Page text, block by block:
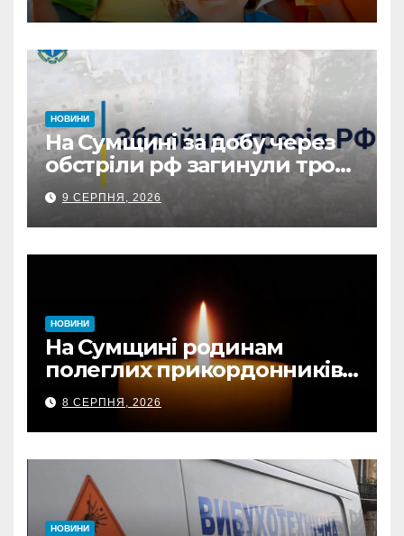
НОВИНИ
На Сумщині за добу через
обстріли рф загинули троє
людей, є поранені: понад
80 ударів по 22 громадах
9 СЕРПНЯ, 2026
НОВИНИ
На Сумщині родинам
полеглих прикордонників
передали державні
нагороди та відомчі
відзнаки
8 СЕРПНЯ, 2026
НОВИНИ